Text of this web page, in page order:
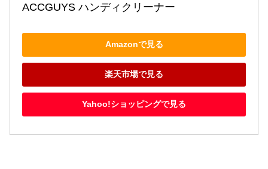
ACCGUYS ハンディクリーナー
Amazonで見る
楽天市場で見る
Yahoo!ショッピングで見る